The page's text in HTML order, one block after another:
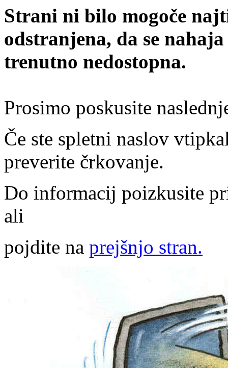
Strani ni bilo mogoče
odstranjena, da se
trenutno nedostopna.
Prosimo poskusite
Če ste spletni naslov
preverite črkovanje.
Do informacij poizkusite
ali
pojdite na prejšnjo stran.